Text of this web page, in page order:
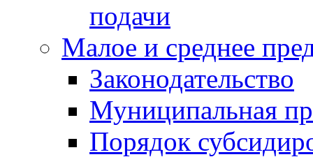
подачи
Малое и среднее
Законодательство
Муниципальная
Порядок